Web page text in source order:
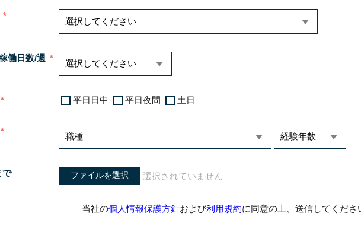
働日数/週
平日日中 平日夜間 土日
で ファイルを選択
当社の個人情報保護方針および利用規約に同意の上、送信してくださ